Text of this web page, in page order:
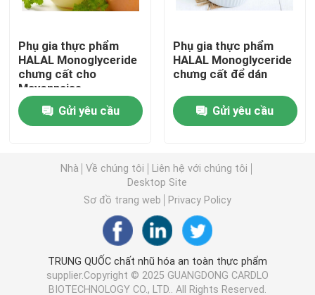
Chất nhũ hóa cấp thực phẩm
Chất nhũ hóa thực phẩm tự nhiên
Mono và diglycerid
Glycerol Monostearate
Chất nhũ hóa bánh cải tiến
Phụ gia thực phẩm
HALAL Monoglyceride
chưng cất cho
Mayonnaise
Gửi yêu cầu
Phụ gia thực phẩm
HALAL Monoglyceride
chưng cất để dán
Gửi yêu cầu
Nhà Về chúng tôi
Liên hệ với chúng tôi
Desktop Site
Sơ đồ trang web
Privacy Policy
TRUNG QUỐC chất nhũ hóa an toàn thực phẩm
supplier.Copyright © 2025 GUANGDONG CARDLO
BIOTECHNOLOGY CO., LTD.. All Rights Reserved.